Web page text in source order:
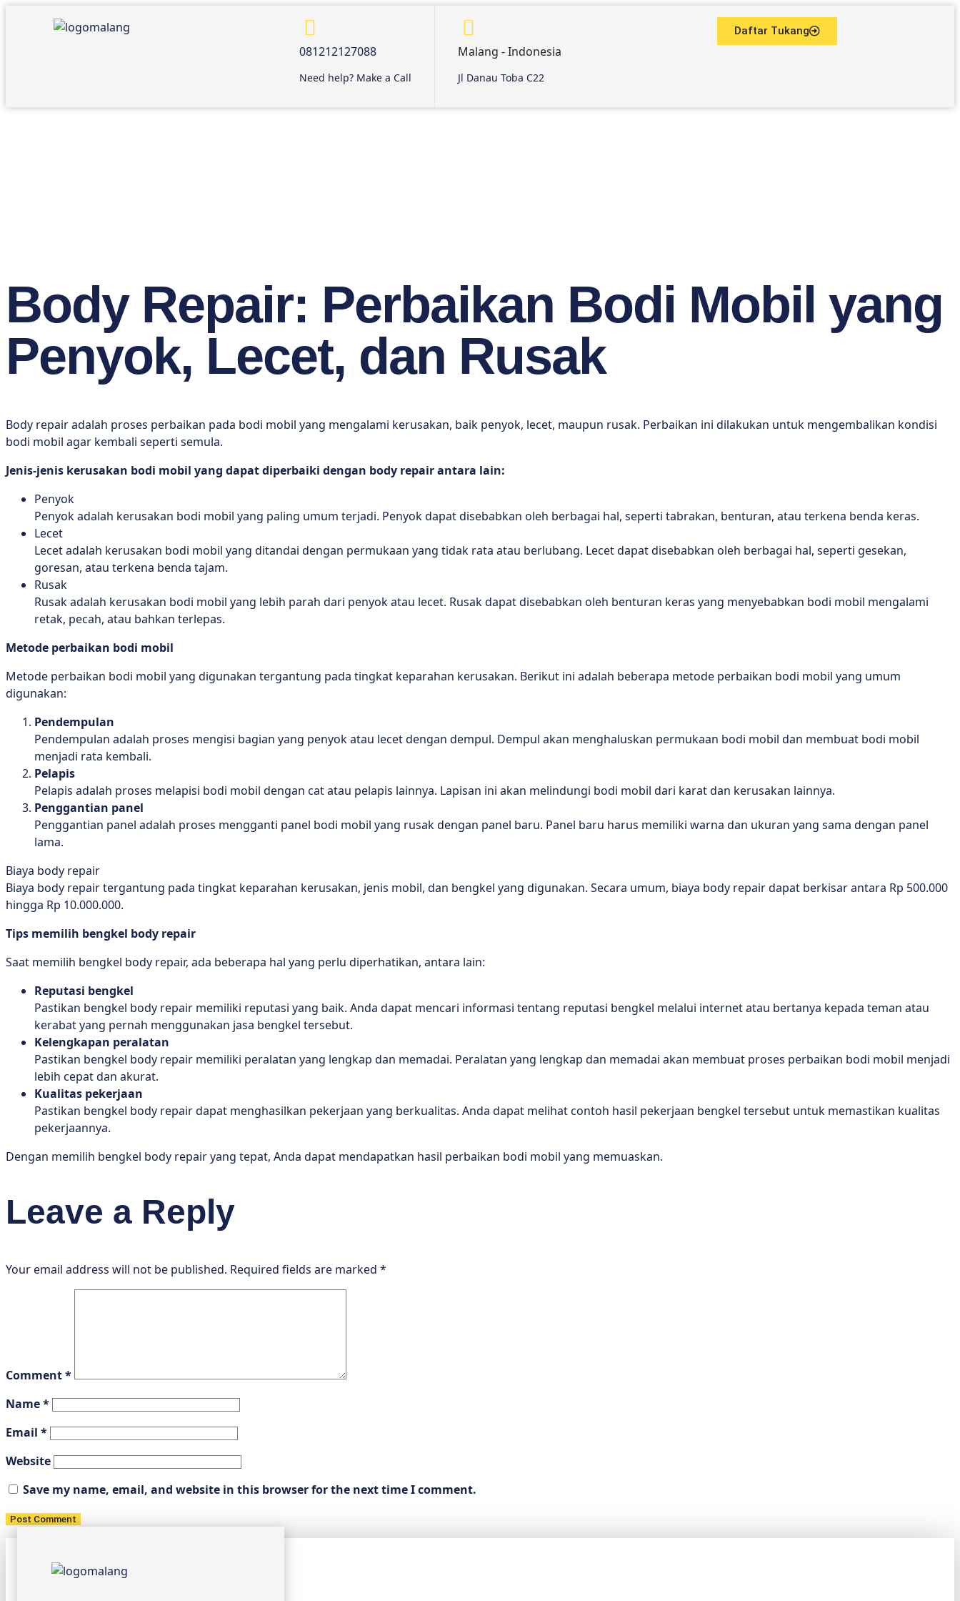
081212127088
Need help? Make a Call
Malang - Indonesia
Jl Danau Toba C22
Daftar Tukang
Body Repair: Perbaikan Bodi Mobil yang
Penyok, Lecet, dan Rusak
Body repair adalah proses perbaikan pada bodi mobil yang mengalami kerusakan, baik penyok, lecet, maupun rusak. Perbaikan ini dilakukan untuk mengembalikan kondisi
bodi mobil agar kembali seperti semula.
Jenis-jenis kerusakan bodi mobil yang dapat diperbaiki dengan body repair antara lain:
Penyok
Penyok adalah kerusakan bodi mobil yang paling umum terjadi. Penyok dapat disebabkan oleh berbagai hal, seperti tabrakan, benturan, atau terkena benda keras.
Lecet
Lecet adalah kerusakan bodi mobil yang ditandai dengan permukaan yang tidak rata atau berlubang. Lecet dapat disebabkan oleh berbagai hal, seperti gesekan,
goresan, atau terkena benda tajam.
Rusak
Rusak adalah kerusakan bodi mobil yang lebih parah dari penyok atau lecet. Rusak dapat disebabkan oleh benturan keras yang menyebabkan bodi mobil mengalami
retak, pecah, atau bahkan terlepas.
Metode perbaikan bodi mobil
Metode perbaikan bodi mobil yang digunakan tergantung pada tingkat keparahan kerusakan. Berikut ini adalah beberapa metode perbaikan bodi mobil yang umum
digunakan:
Pendempulan
Pendempulan adalah proses mengisi bagian yang penyok atau lecet dengan dempul. Dempul akan menghaluskan permukaan bodi mobil dan membuat bodi mobil
menjadi rata kembali.
Pelapis
Pelapis adalah proses melapisi bodi mobil dengan cat atau pelapis lainnya. Lapisan ini akan melindungi bodi mobil dari karat dan kerusakan lainnya.
Penggantian panel
Penggantian panel adalah proses mengganti panel bodi mobil yang rusak dengan panel baru. Panel baru harus memiliki warna dan ukuran yang sama dengan panel
lama.
Biaya body repair
Biaya body repair tergantung pada tingkat keparahan kerusakan, jenis mobil, dan bengkel yang digunakan. Secara umum, biaya body repair dapat berkisar antara Rp 500.000
hingga Rp 10.000.000.
Tips memilih bengkel body repair
Saat memilih bengkel body repair, ada beberapa hal yang perlu diperhatikan, antara lain:
Reputasi bengkel
Pastikan bengkel body repair memiliki reputasi yang baik. Anda dapat mencari informasi tentang reputasi bengkel melalui internet atau bertanya kepada teman atau
kerabat yang pernah menggunakan jasa bengkel tersebut.
Kelengkapan peralatan
Pastikan bengkel body repair memiliki peralatan yang lengkap dan memadai. Peralatan yang lengkap dan memadai akan membuat proses perbaikan bodi mobil menjadi
lebih cepat dan akurat.
Kualitas pekerjaan
Pastikan bengkel body repair dapat menghasilkan pekerjaan yang berkualitas. Anda dapat melihat contoh hasil pekerjaan bengkel tersebut untuk memastikan kualitas
pekerjaannya.
Dengan memilih bengkel body repair yang tepat, Anda dapat mendapatkan hasil perbaikan bodi mobil yang memuaskan.
Leave a Reply
Your email address will not be published. Required fields are marked *
Comment*
Name*
Email *
Website
Save my name, email, and website in this browser for the next time I comment.